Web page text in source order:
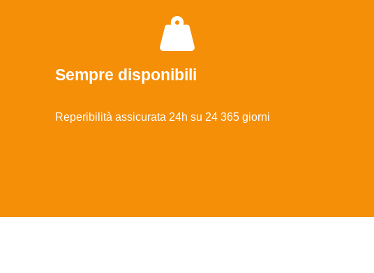
Sempre disponibili
Reperibilità assicurata 24h su 24 365 giorni